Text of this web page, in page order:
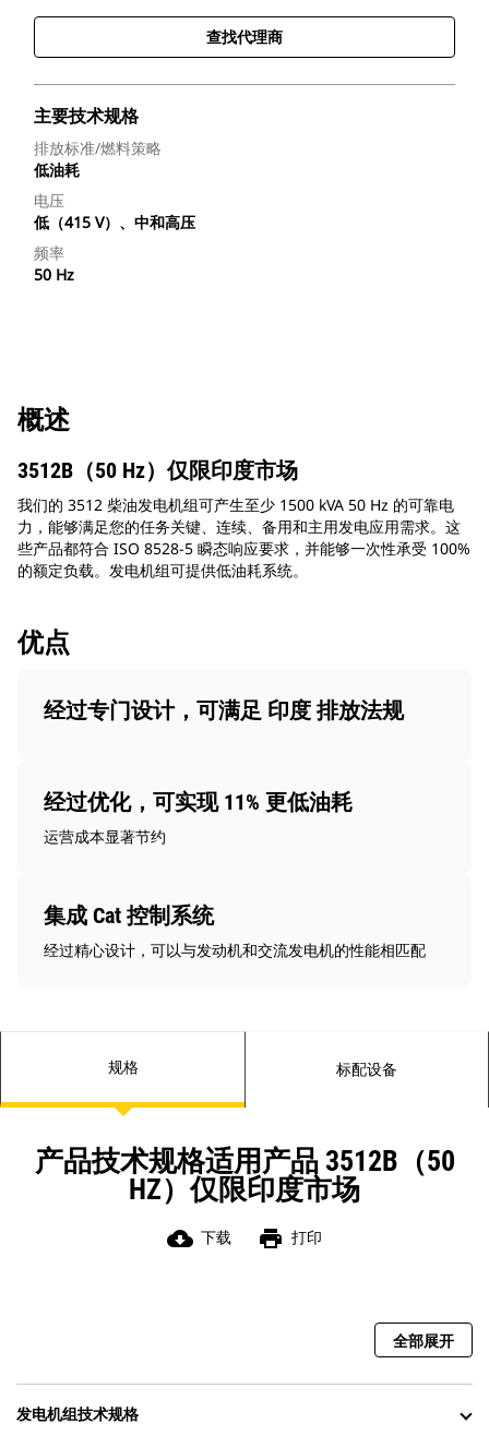
查找代理商
主要技术规格
排放标准/燃料策略
低油耗
电压
低（415 V）、中和高压
频率
50 Hz
概述
3512B（50 Hz）仅限印度市场
我们的 3512 柴油发电机组可产生至少 1500 kVA 50 Hz 的可靠电
力，能够满足您的任务关键、连续、备用和主用发电应用需求。这
些产品都符合 ISO 8528-5 瞬态响应要求，并能够一次性承受 100%
的额定负载。发电机组可提供低油耗系统。
优点
经过专门设计，可满足 印度 排放法规
经过优化，可实现 11% 更低油耗
运营成本显著节约
集成 Cat 控制系统
经过精心设计，可以与发动机和交流发电机的性能相匹配
规格 标配设备
产品技术规格适用产品 3512B（50
HZ）仅限印度市场
cloud_download 下载 print 打印
全部展开
发电机组技术规格